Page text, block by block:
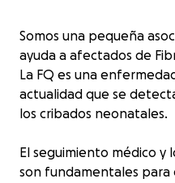
Somos una pequeña
ayuda a afectados de
La FQ es una
actualidad que se
los cribados neonatales.
El seguimiento médico y
son fundamentales para